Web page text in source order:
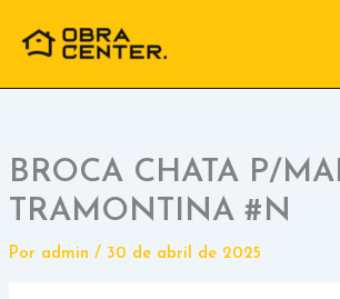
para
conteúdo
BROCA CHATA P/
TRAMONTINA #N
Por admin / 30 de abril de 2025